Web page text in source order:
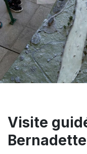
Visite
Bernadette